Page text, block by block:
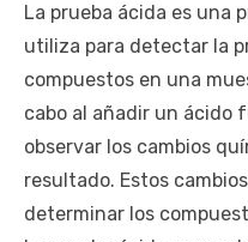
La prueba ácida es una
utiliza para detectar la
compuestos en una
cabo al añadir un ácido
observar los cambios
resultado. Estos
determinar los